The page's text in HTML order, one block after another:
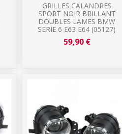
GRILLES CALANDRES
SPORT NOIR BRILLANT
DOUBLES LAMES BMW
SERIE 6 E63 E64 (05127)
59,90 €